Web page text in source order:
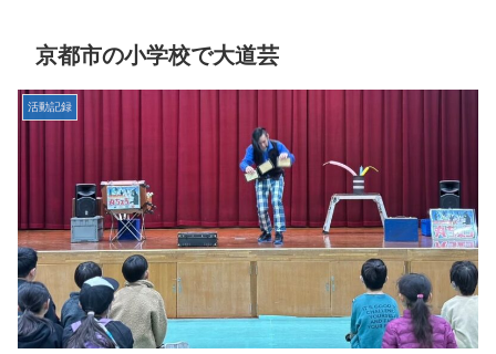
京都市の小学校で大道芸
活動記録